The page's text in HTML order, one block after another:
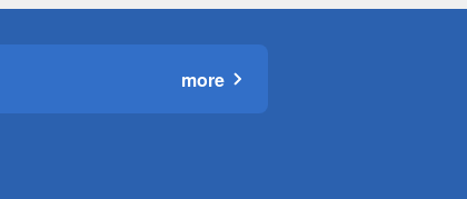
more